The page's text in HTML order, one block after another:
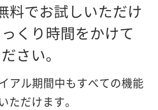
料でお試しいただけ
くり時間をかけて
さい。
アル期間中もすべての機能
ただけます。